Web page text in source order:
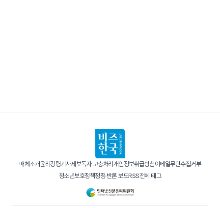
매체소개윤리강령기사제보독자 고충처리 개인정보취급방침이메일무단수집거부
청소년보호정책정정·반론 보도RSS전체 태그